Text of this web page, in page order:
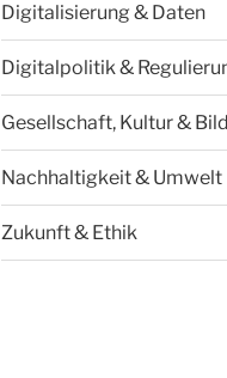
Digitalisierung & Daten
Digitalpolitik &
Gesellschaft, Kultur &
Nachhaltigkeit & Umwelt
Zukunft & Ethik